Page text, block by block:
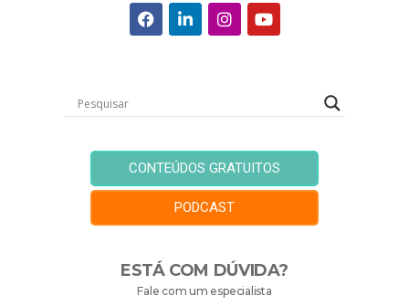
CONTEÚDOS GRATUITOS
PODCAST
ESTÁ COM DÚVIDA?
Fale com um especialista